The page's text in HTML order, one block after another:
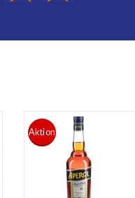
READ MORE
Aktion